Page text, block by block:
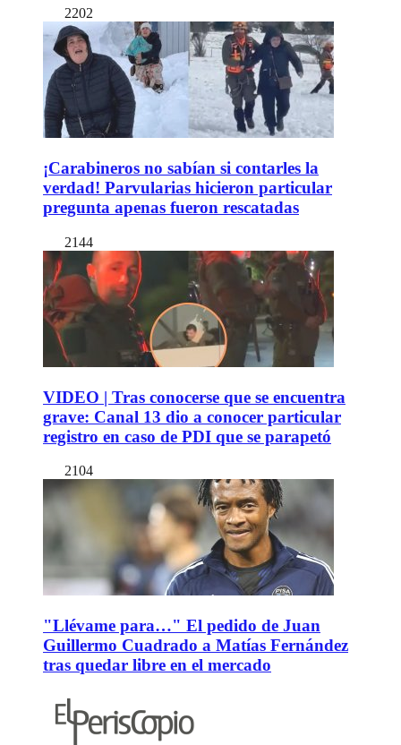
2202
¡Carabineros no sabían si contarles la
verdad! Parvularias hicieron particular
pregunta apenas fueron rescatadas
2144
VIDEO | Tras conocerse que se encuentra
grave: Canal 13 dio a conocer particular
registro en caso de PDI que se parapetó
2104
"Llévame para…" El pedido de Juan
Guillermo Cuadrado a Matías Fernández
tras quedar libre en el mercado